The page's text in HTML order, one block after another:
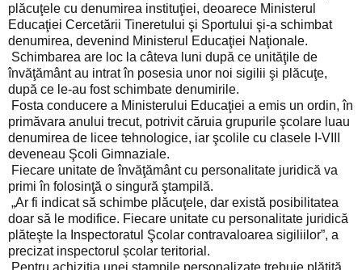
plăcuţele cu denumirea instituţiei, deoarece Ministerul
Educaţiei Cercetării Tineretului şi Sportului şi-a schimbat
denumirea, devenind Ministerul Educaţiei Naţionale.
Schimbarea are loc la câteva luni după ce unităţile de
învăţământ au intrat în posesia unor noi sigilii şi plăcuţe,
după ce le-au fost schimbate denumirile.
Fosta conducere a Ministerului Educaţiei a emis un ordin, în
primăvara anului trecut, potrivit căruia grupurile şcolare luau
denumirea de licee tehnologice, iar şcolile cu clasele I-VIII
deveneau Şcoli Gimnaziale.
Fiecare unitate de învăţământ cu personalitate juridică va
primi în folosinţă o singură ştampilă.
„Ar fi indicat să schimbe plăcuţele, dar există posibilitatea
doar să le modifice. Fiecare unitate cu personalitate juridică
plăteşte la Inspectoratul Şcolar contravaloarea sigiliilor”, a
precizat inspectorul școlar teritorial.
Pentru achiziţia unei ştampile personalizate trebuie plătită